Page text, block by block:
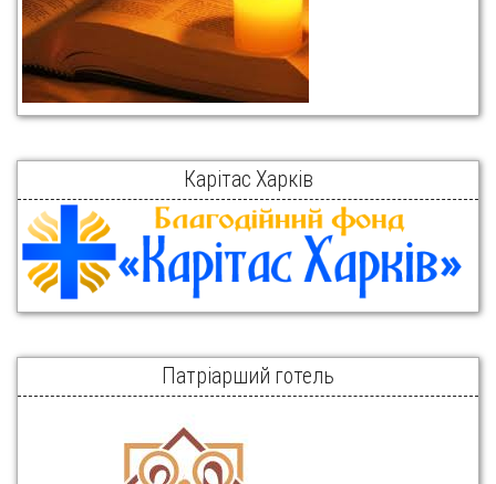
Карітас Харків
Патріарший готель